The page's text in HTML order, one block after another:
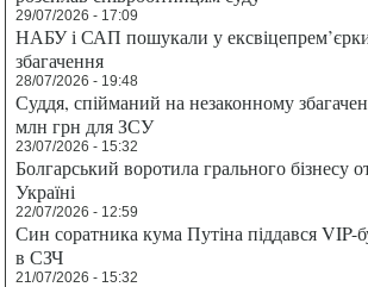
29/07/2026 - 17:09
НАБУ і САП пошукали у
збагачення
28/07/2026 - 19:48
Суддя, спійманий на незаконному
млн грн для ЗСУ
23/07/2026 - 15:32
Болгарський воротила грального бізнесу
Україні
22/07/2026 - 12:59
Син соратника кума Путіна піддався VIP-
в СЗЧ
21/07/2026 - 15:32